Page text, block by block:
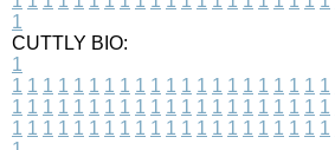
1
CUTTLY BIO:
1
1 1 1 1 1 1 1 1 1 1 1 1 1 1 1 1 1 1 1 1 1
1 1 1 1 1 1 1 1 1 1 1 1 1 1 1 1 1 1 1 1 1
1 1 1 1 1 1 1 1 1 1 1 1 1 1 1 1 1 1 1 1 1